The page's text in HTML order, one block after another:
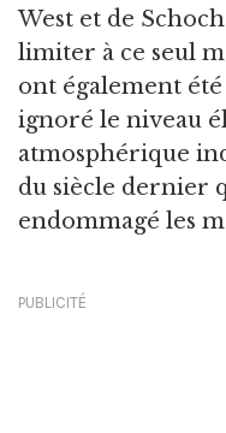
West et de
limiter à ce seul
ont également
ignoré le niveau
atmosphérique
du siècle dernier
endommagé les
PUBLICITÉ